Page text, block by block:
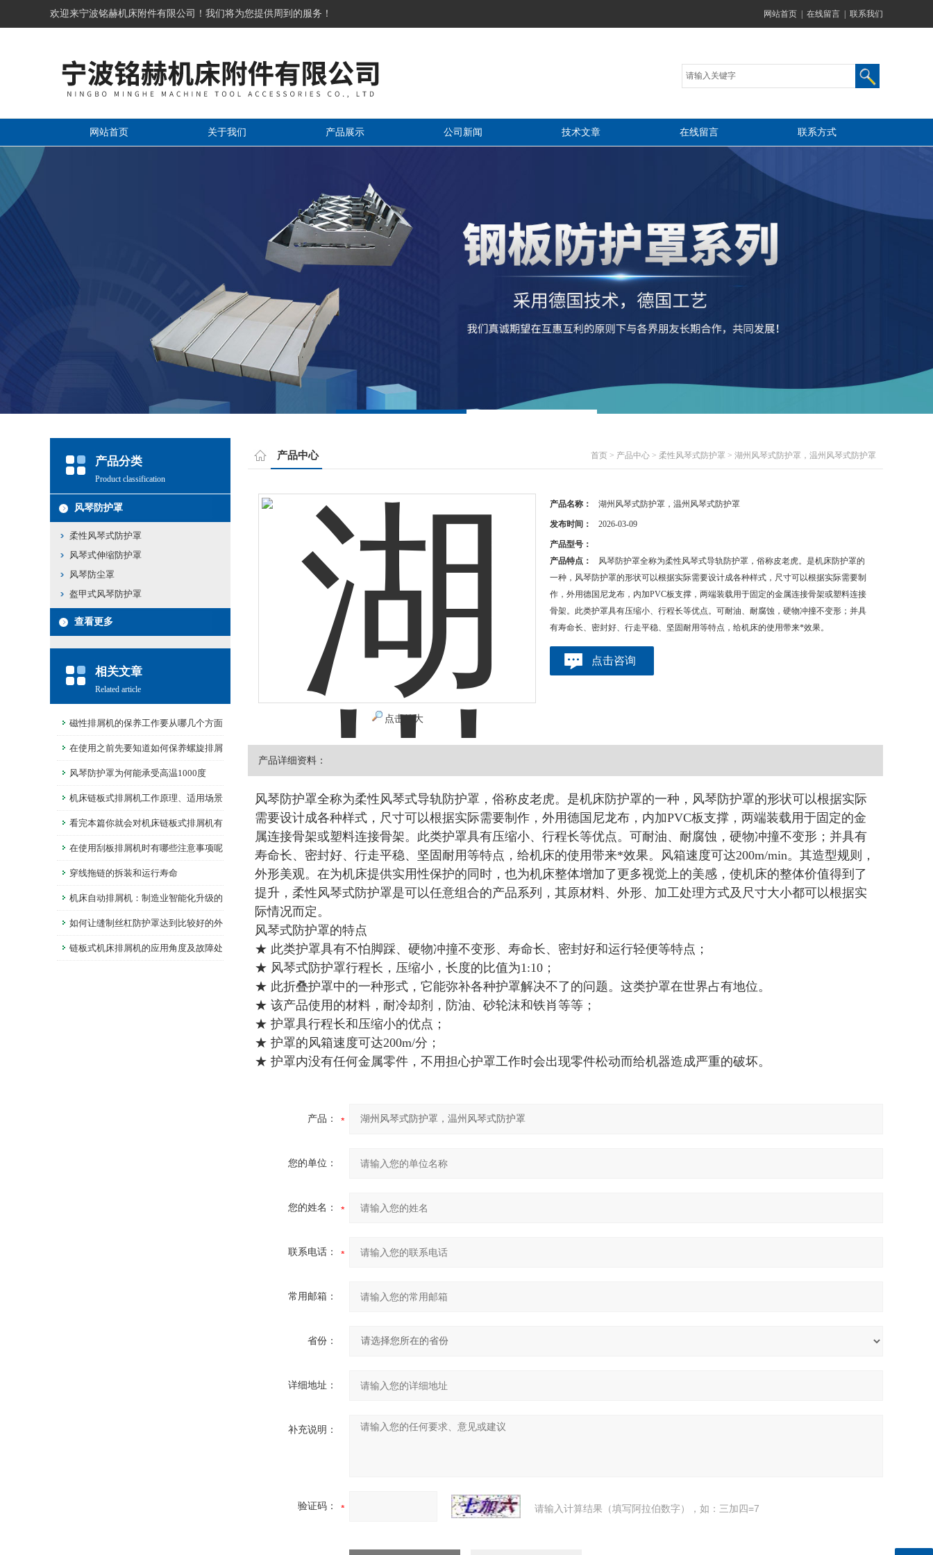
欢迎来宁波铭赫机床附件有限公司！我们将为您提供周到的服务！ 网站首页 在线留言 联系我们
网站首页 关于我们 产品展示 公司新闻 技术文章 在线留言 联系方式
产品分类
Product classification
风琴防护罩
柔性风琴式防护罩
风琴式伸缩防护罩
风琴防尘罩
盔甲式风琴防护罩
查看更多
相关文章
Related article
磁性排屑机的保养工作要从哪几个方面
进行呢
在使用之前先要知道如何保养螺旋排屑
机 风琴防护罩为何能承受高温1000度
机床链板式排屑机工作原理、适用场景
解析看完本篇你就会对机床链板式排屑机有
更多了解
在使用刮板排屑机时有哪些注意事项呢
穿线拖链的拆装和运行寿命
机床自动排屑机：制造业智能化升级的
重要一环
如何让缝制丝杠防护罩达到比较好的外
形稳定性？
链板式机床排屑机的应用角度及故障处
产品中心 首页 > 产品中心 > 柔性风琴式防护罩 > 湖州风琴式防护罩，温州风琴式防护罩
点击放大
产品名称： 湖州风琴式防护罩，温州风琴式防护罩
发布时间： 2026-03-09
产品型号：
产品特点：
风琴防护罩全称为柔性风琴式导轨防护罩，俗称皮老虎。是机床防护罩的
一种，风琴防护罩的形状可以根据实际需要设计成各种样式，尺寸可以根据实际需要制
作，外用德国尼龙布，内加PVC板支撑，两端装载用于固定的金属连接骨架或塑料连接
骨架。此类护罩具有压缩小、行程长等优点。可耐油、耐腐蚀，硬物冲撞不变形；并具
有寿命长、密封好、行走平稳、坚固耐用等特点，给机床的使用带来*效果。
点击咨询
产品详细资料：
风琴防护罩全称为柔性风琴式导轨防护罩，俗称皮老虎。是机床防护罩的一种，风琴防护罩的形状可以根据实际
需要设计成各种样式，尺寸可以根据实际需要制作，外用德国尼龙布，内加PVC板支撑，两端装载用于固定的金
属连接骨架或塑料连接骨架。此类护罩具有压缩小、行程长等优点。可耐油、耐腐蚀，硬物冲撞不变形；并具有
寿命长、密封好、行走平稳、坚固耐用等特点，给机床的使用带来*效果。风箱速度可达200m/min。其造型规则，
外形美观。在为机床提供实用性保护的同时，也为机床整体增加了更多视觉上的美感，使机床的整体价值得到了
提升，柔性风琴式防护罩是可以任意组合的产品系列，其原材料、外形、加工处理方式及尺寸大小都可以根据实
际情况而定。
风琴式防护罩的特点
★ 此类护罩具有不怕脚踩、硬物冲撞不变形、寿命长、密封好和运行轻便等特点；
★ 风琴式防护罩行程长，压缩小，长度的比值为1:10；
★ 此折叠护罩中的一种形式，它能弥补各种护罩解决不了的问题。这类护罩在世界占有地位。
★ 该产品使用的材料，耐冷却剂，防油、砂轮沫和铁肖等等；
★ 护罩具行程长和压缩小的优点；
★ 护罩的风箱速度可达200m/分；
★ 护罩内没有任何金属零件，不用担心护罩工作时会出现零件松动而给机器造成严重的破坏。
产品：
您的单位：
您的姓名：
联系电话：
常用邮箱：
省份：
详细地址：
补充说明：
验证码： 请输入计算结果（填写阿拉伯数字），如：三加四=7